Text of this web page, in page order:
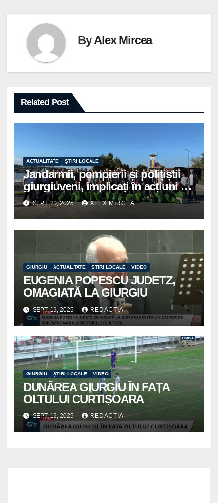
ByAlex Mircea
Related Post
ACTUALITATE ȘTIRI LOCALE
Jandarmii, pompierii și polițiștii
giurgiuveni, implicați în acțiuni de
voluntariat pentru un oraș mai
curat
SEPT. 20, 2025 ALEX MIRCEA
GIURGIU ACTUALITATE ȘTIRI LOCALE VIDEO
EUGENIA POPESCU JUDETZ,
OMAGIATĂ LA GIURGIU
SEPT. 19, 2025 REDACTIA
GIURGIU ȘTIRI LOCALE VIDEO
DUNĂREA GIURGIU ÎN FAȚA
OLTULUI CURTIȘOARA
SEPT. 19, 2025 REDACTIA